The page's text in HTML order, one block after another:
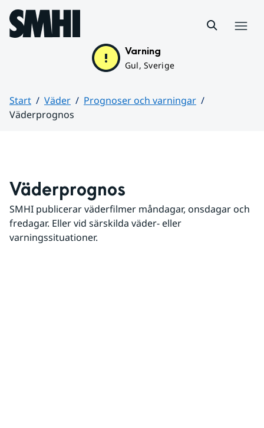
Hoppa till sidans innehåll
Varning
Gul, Sverige
Start Väder
Prognoser och varningar
Väderprognos
Väderprognos
SMHI publicerar väderfilmer måndagar, onsdagar och
fredagar. Eller vid särskilda väder- eller
varningssituationer.